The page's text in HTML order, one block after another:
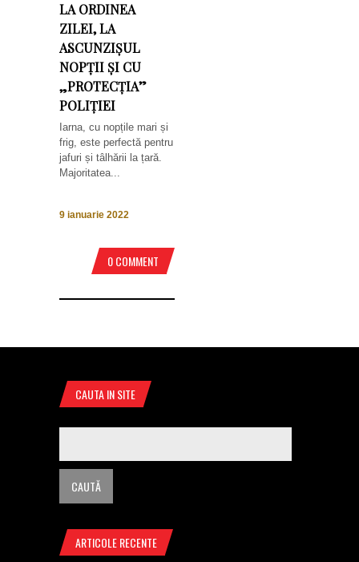
LA ORDINEA
ZILEI, LA
ASCUNZIȘUL
NOPȚII ȘI CU
„PROTECȚIA”
POLIȚIEI
Iarna, cu nopțile mari și
frig, este perfectă pentru
jafuri și tâlhării la țară.
Majoritatea...
9 ianuarie 2022
0 COMMENT
CAUTA IN SITE
ARTICOLE RECENTE